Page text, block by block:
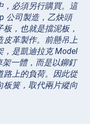
，必須另行購買。這
公司製造，乙炔頭
，也就是擋泥板，
皮革製作。前懸吊上
，是凱迪拉克 Model
一體，而是以鉚釘
路上的負荷。因此從
板簧，取代兩片縱向